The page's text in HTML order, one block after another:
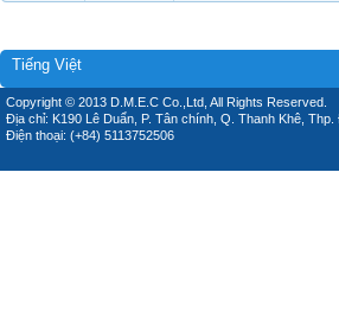
Tiếng Việt
Copyright © 2013 D.M.E.C Co.,Ltd, All Rights Reserved.
Địa chỉ: K190 Lê Duẩn, P. Tân chính, Q. Thanh Khê, Thp.
Điện thoại: (+84) 5113752506